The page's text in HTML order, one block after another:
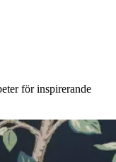
för inspirerande